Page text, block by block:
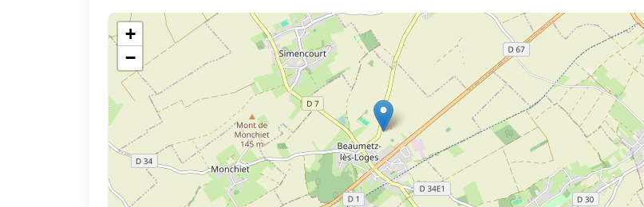
+
−